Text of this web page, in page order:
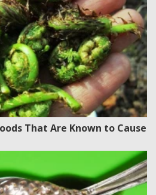
That Are Known to Cause